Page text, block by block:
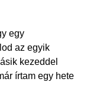
egy
az egyik
kezeddel
írtam egy hete